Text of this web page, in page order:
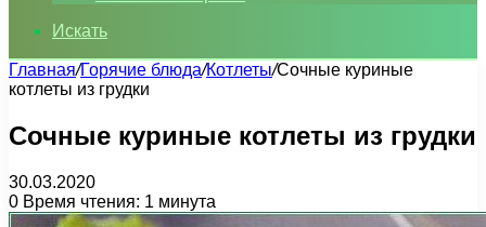
Искать
Главная/Горячие блюда/Котлеты/Cочные куриные
котлеты из грудки
Cочные куриные котлеты из грудки
30.03.2020
0 Время чтения: 1 минута